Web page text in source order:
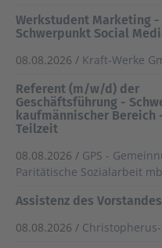
Werkstudent Marketing -
Schwerpunkt Social
08.08.2026 / Kraft-Werke
Referent (m/w/d) der
Geschäftsführung -
kaufmännischer
Teilzeit
08.08.2026 / GPS -
Paritätische Sozialarbeit
Assistenz des
08.08.2026 / Christopherus-